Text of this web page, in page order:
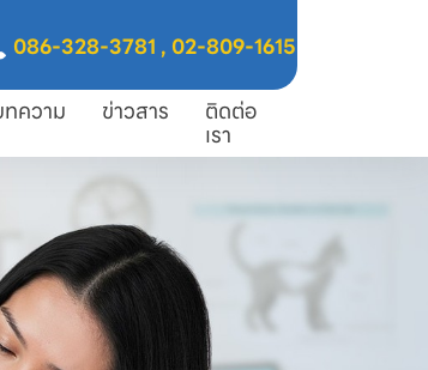
086-328-3781 ,02-809-1615
ความ ข่าวสาร ติดต่อ
เรา